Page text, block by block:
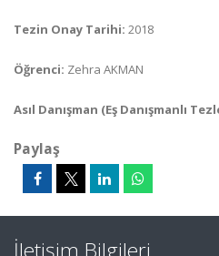
Tezin Onay Tarihi: 2018
Öğrenci: Zehra AKMAN
Asıl Danışman (Eş Danışmanlı
Paylaş
İletişim Bilgileri